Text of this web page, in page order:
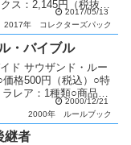
ス：2,145円（税抜）
2017/05/13
2017年
コレクターズパック
・バイブル
ド サウザンド・ルー
格500円（税込）○特
レア：1種類○商品説
2000/12/21
2000年
ルールブック
継者